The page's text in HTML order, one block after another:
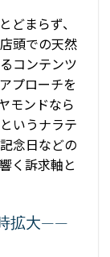
どまらず、
頭での天然
コンテンツ
プローチを
モンドなら
いうナラテ
念日などの
く訴求軸と
拡大——